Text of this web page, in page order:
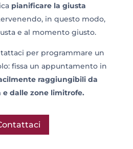
pianificare la giusta
in questo modo,
e al momento giusto.
per programmare un
fissa un appuntamento in
raggiungibili da
e dalle zone limitrofe.